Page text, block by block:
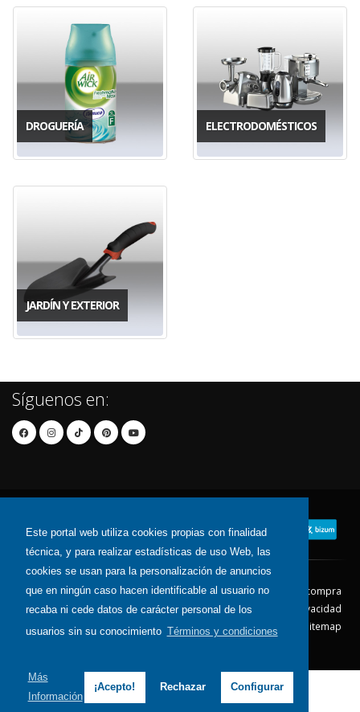
Este portal web utiliza cookies propias con finalidad
técnica, y para realizar estadísticas de uso Web, las
cookies se usan para la personalización de anuncios
que en ningún caso hacen identificable al usuario no
recaba ni cede datos de carácter personal de los
usuarios sin su conocimiento Términos y condiciones
Más
Información
¡Acepto! Rechazar Configurar
DROGUERÍA ELECTRODOMÉSTICOS
JARDÍN Y EXTERIOR
Síguenos en:
Contacto Aviso Legal
Condiciones de compra
Política de envíos
Política de devolución
Política de Privacidad
Política de Cookies
Sitemap